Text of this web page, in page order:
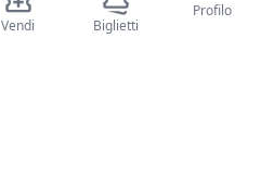
Vendi
Biglietti
Profilo